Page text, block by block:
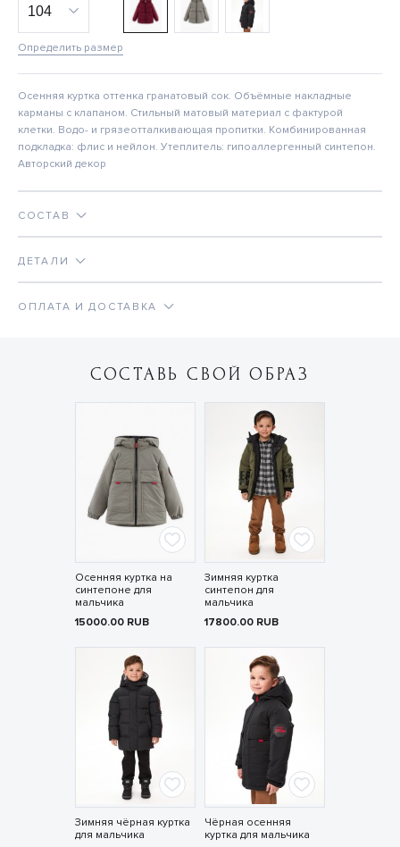
Определить размер
Осенняя куртка оттенка гранатовый сок. Объёмные накладные
карманы с клапаном. Стильный матовый материал с фактурой
клетки. Водо- и грязеотталкивающая пропитки. Комбинированная
подкладка: флис и нейлон. Утеплитель: гипоаллергенный синтепон.
Авторский декор
СОСТАВ
ДЕТАЛИ
ОПЛАТА И ДОСТАВКА
СОСТАВЬ СВОЙ ОБРАЗ
Осенняя куртка на
синтепоне для
мальчика
15000.00 RUB
Зимняя куртка
синтепон для
мальчика
17800.00 RUB
Зимняя чёрная куртка
для мальчика
Чёрная осенняя
куртка для мальчика